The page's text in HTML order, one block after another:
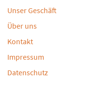
Unser Geschäft
Über uns
Kontakt
Impressum
Datenschutz